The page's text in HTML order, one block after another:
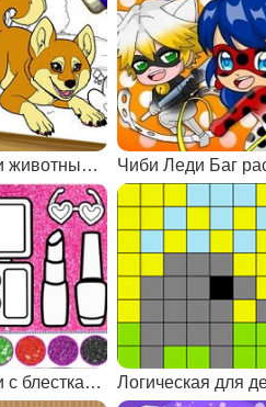
Раскраски животных с креатором 2
Раскраски с блестками и нейл-арт